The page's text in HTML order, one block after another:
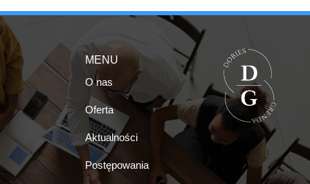
MENU
O nas
Oferta
Aktualności
Postępowania